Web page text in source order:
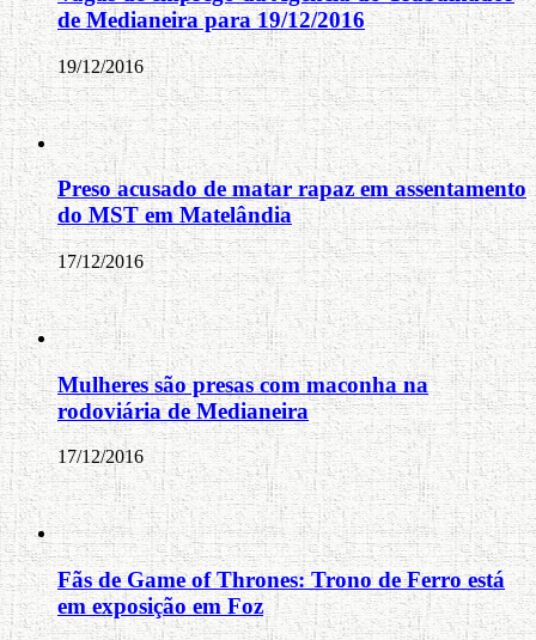
de Medianeira para 19/12/2016
19/12/2016
Preso acusado de matar rapaz em assentamento
do MST em Matelândia
17/12/2016
Mulheres são presas com maconha na
rodoviária de Medianeira
17/12/2016
Fãs de Game of Thrones: Trono de Ferro está
em exposição em Foz